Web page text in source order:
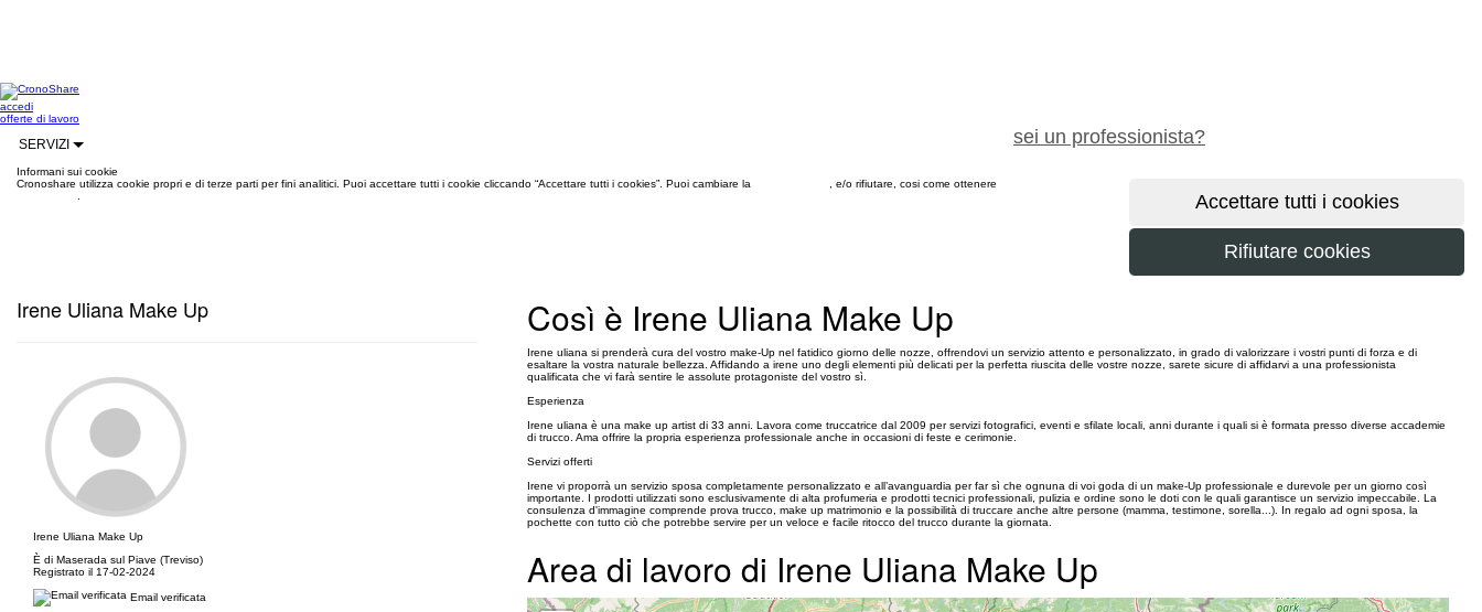
accedi
sei un professionista?
offerte di lavoro
SERVIZI
Informani sui cookie
Cronoshare utilizza cookie propri e di terze parti per fini analitici. Puoi accettare tutti i cookie cliccando “Accettare tutti i cookies”. Puoi cambiare la
, e/o rifiutare, cosi come ottenere
Irene Uliana Make Up
Irene Uliana Make Up
È di Maserada sul Piave (Treviso)
Registrato il 17-02-2024
Email verificata
Così è Irene Uliana Make Up
Irene uliana si prenderà cura del vostro make-Up nel fatidico giorno delle nozze, offrendovi un servizio attento e personalizzato, in grado di valorizzare i vostri punti di forza e di
esaltare la vostra naturale bellezza. Affidando a irene uno degli elementi più delicati per la perfetta riuscita delle vostre nozze, sarete sicure di affidarvi a una professionista
qualificata che vi farà sentire le assolute protagoniste del vostro sì.
Esperienza
Irene uliana è una make up artist di 33 anni. Lavora come truccatrice dal 2009 per servizi fotografici, eventi e sfilate locali, anni durante i quali si è formata presso diverse accademie
di trucco. Ama offrire la propria esperienza professionale anche in occasioni di feste e cerimonie.
Servizi offerti
Irene vi proporrà un servizio sposa completamente personalizzato e all’avanguardia per far sì che ognuna di voi goda di un make-Up professionale e durevole per un giorno così
importante. I prodotti utilizzati sono esclusivamente di alta profumeria e prodotti tecnici professionali, pulizia e ordine sono le doti con le quali garantisce un servizio impeccabile. La
consulenza d'immagine comprende prova trucco, make up matrimonio e la possibilità di truccare anche altre persone (mamma, testimone, sorella...). In regalo ad ogni sposa, la
pochette con tutto ciò che potrebbe servire per un veloce e facile ritocco del trucco durante la giornata.
Area di lavoro di Irene Uliana Make Up